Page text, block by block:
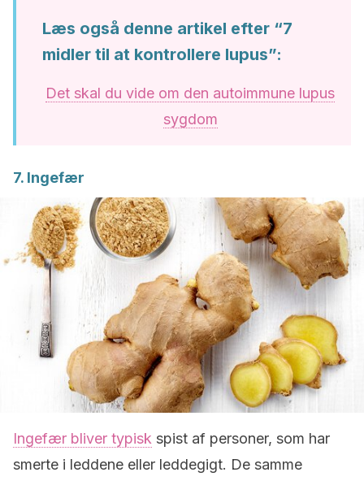
Læs også denne artikel efter “7
midler til at kontrollere lupus”:
Det skal du vide om den autoimmune lupus
sygdom
7. Ingefær
Ingefær bliver typisk spist af personer, som har
smerte i leddene eller leddegigt. De samme